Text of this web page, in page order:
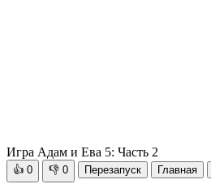
Игра Адам и Ева 5: Часть 2
👍 0 👎 0 Перезапуск Главная